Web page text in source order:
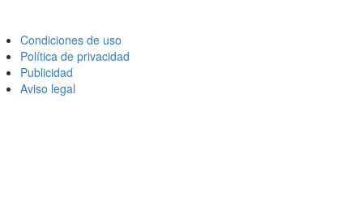
Condiciones de uso
Política de privacidad
Publicidad
Aviso legal